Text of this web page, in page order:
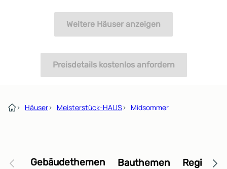
Weitere Häuser anzeigen
Preisdetails kostenlos anfordern
› Häuser› Meisterstück-HAUS› Midsommer
Gebäudethemen Bauthemen